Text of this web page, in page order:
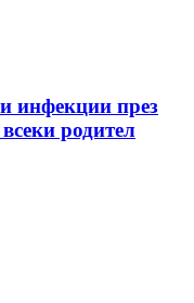
инфекции през
родител